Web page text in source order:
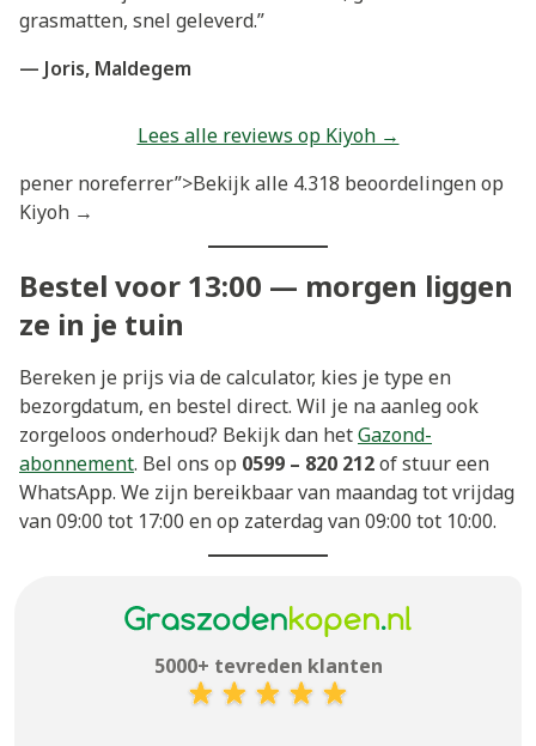
grasmatten, snel geleverd.”
— Joris, Maldegem
Lees alle reviews op Kiyoh →
pener noreferrer”>Bekijk alle 4.318 beoordelingen op
Kiyoh →
Bestel voor 13:00 — morgen liggen
ze in je tuin
Bereken je prijs via de calculator, kies je type en
bezorgdatum, en bestel direct. Wil je na aanleg ook
zorgeloos onderhoud? Bekijk dan hetGazond-
abonnement. Bel ons op 0599 – 820 212of stuur een
WhatsApp. We zijn bereikbaar van maandag tot vrijdag
van 09:00 tot 17:00 en op zaterdag van 09:00 tot 10:00.
5000+ tevreden klanten